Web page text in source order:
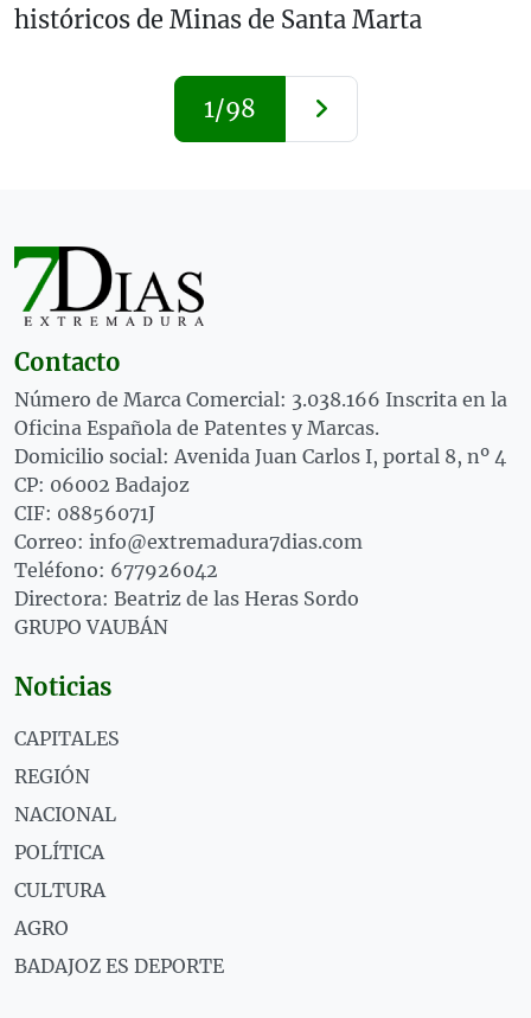
históricos de Minas de Santa Marta
1/98
Contacto
Número de Marca Comercial: 3.038.166 Inscrita en la
Oficina Española de Patentes y Marcas.
Domicilio social: Avenida Juan Carlos I, portal 8, nº 4
CP: 06002 Badajoz
CIF: 08856071J
Correo: info@extremadura7dias.com
Teléfono: 677926042
Directora: Beatriz de las Heras Sordo
GRUPO VAUBÁN
Noticias
CAPITALES
REGIÓN
NACIONAL
POLÍTICA
CULTURA
AGRO
BADAJOZ ES DEPORTE